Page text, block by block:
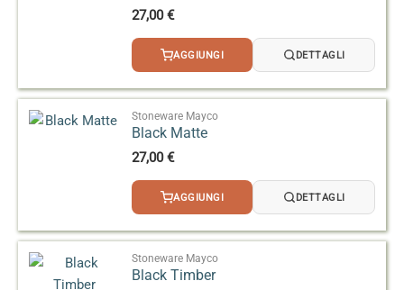
27,00€
AGGIUNGI DETTAGLI
Stoneware Mayco
Black Matte
27,00€
AGGIUNGI DETTAGLI
Stoneware Mayco
Black Timber